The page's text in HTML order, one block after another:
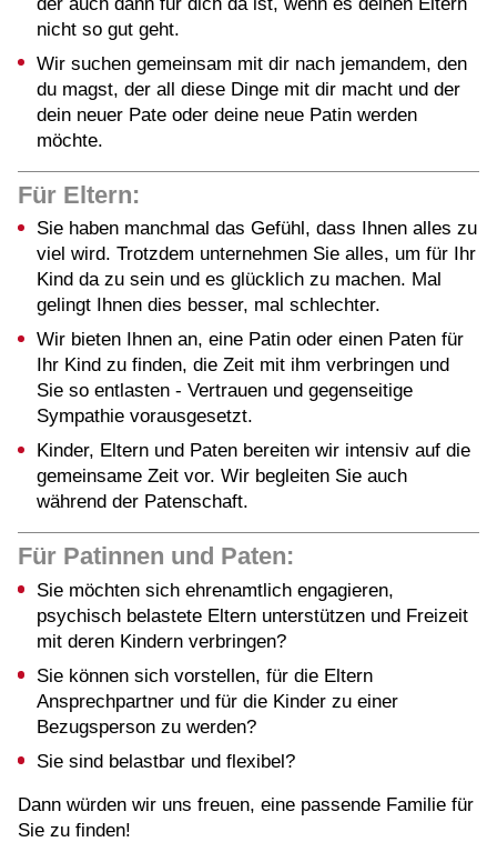
nicht so gut geht.
Wir suchen gemeinsam mit dir nach jemandem, den
du magst, der all diese Dinge mit dir macht und der
dein neuer Pate oder deine neue Patin werden
möchte.
Für Eltern:
Sie haben manchmal das Gefühl, dass Ihnen alles zu
viel wird. Trotzdem unternehmen Sie alles, um für Ihr
Kind da zu sein und es glücklich zu machen. Mal
gelingt Ihnen dies besser, mal schlechter.
Wir bieten Ihnen an, eine Patin oder einen Paten für
Ihr Kind zu finden, die Zeit mit ihm verbringen und
Sie so entlasten - Vertrauen und gegenseitige
Sympathie vorausgesetzt.
Kinder, Eltern und Paten bereiten wir intensiv auf die
gemeinsame Zeit vor. Wir begleiten Sie auch
während der Patenschaft.
Für Patinnen und Paten:
Sie möchten sich ehrenamtlich engagieren,
psychisch belastete Eltern unterstützen und Freizeit
mit deren Kindern verbringen?
Sie können sich vorstellen, für die Eltern
Ansprechpartner und für die Kinder zu einer
Bezugsperson zu werden?
Sie sind belastbar und flexibel?
Dann würden wir uns freuen, eine passende Familie für
Sie zu finden!